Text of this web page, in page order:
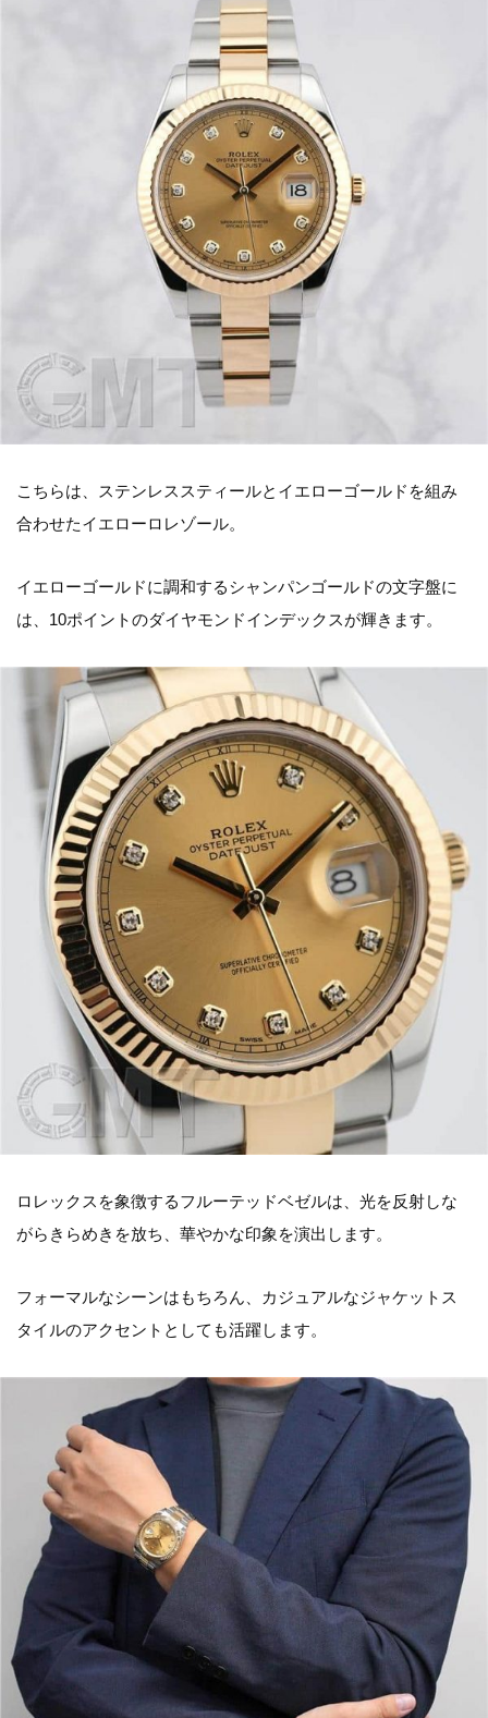
こちらは、ステンレススティールとイエローゴールドを組み
合わせたイエローロレゾール。
イエローゴールドに調和するシャンパンゴールドの文字盤に
は、10ポイントのダイヤモンドインデックスが輝きます。
ロレックスを象徴するフルーテッドベゼルは、光を反射しな
がらきらめきを放ち、華やかな印象を演出します。
フォーマルなシーンはもちろん、カジュアルなジャケットス
タイルのアクセントとしても活躍します。